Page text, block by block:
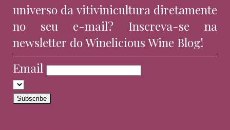
universo da vitivinicultura diretamente
no seu e-mail? Inscreva-se na
newsletter do Winelicious Wine Blog!
Email